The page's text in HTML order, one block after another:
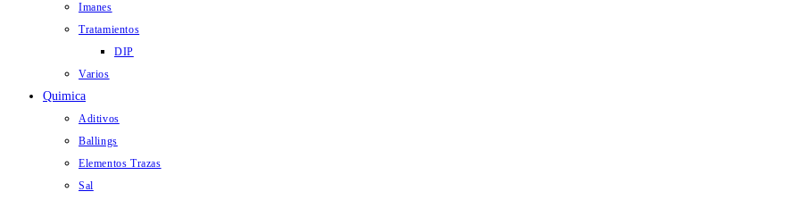
Imanes
Tratamientos
DIP
Varios
Quimica
Aditivos
Ballings
Elementos Trazas
Sal